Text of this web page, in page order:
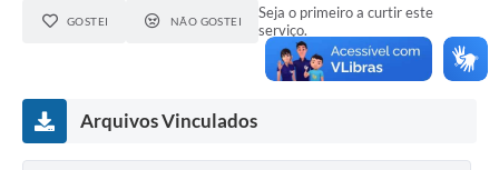
GOSTEI NÃO GOSTEI
Seja o primeiro a curtir este
serviço.
Arquivos Vinculados